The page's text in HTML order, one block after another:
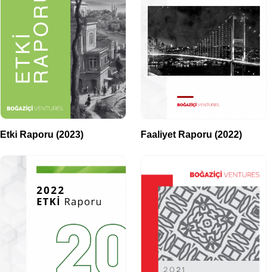
Etki Raporu (2023) Faaliyet Raporu (2022)